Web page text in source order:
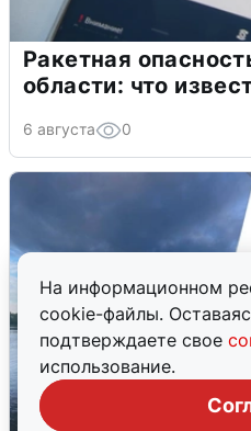
На информационном
cookie-файлы.
подтверждаете свое
использование.
Ракетная
области: что
6 августа 0